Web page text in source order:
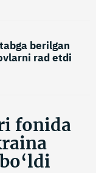
berilgan
rad etdi
fonida